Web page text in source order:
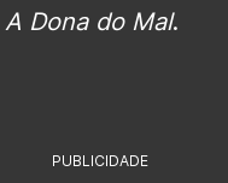
Dona do Mal.
PUBLICIDADE